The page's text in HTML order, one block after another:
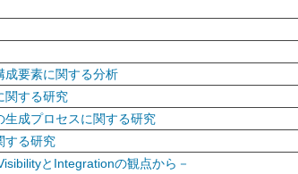
成要素に関する分析
関する研究
生成プロセスに関する研究
する研究
とIntegrationの観点から－